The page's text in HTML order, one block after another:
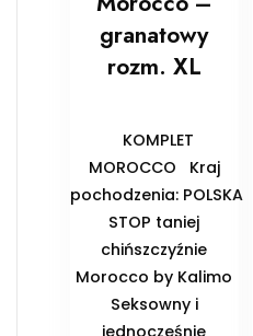
granatowy
rozm. XL
KOMPLET
MOROCCO Kraj
pochodzenia: POLSKA
STOP taniej
chińszczyźnie
Morocco by Kalimo
Seksowny i